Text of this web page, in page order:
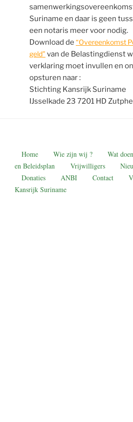
Suriname en daar is geen
een notaris meer voor nodig.
Download de “Overeenkomst
geld” van de Belastingdienst
verklaring moet invullen en
opsturen naar :
Stichting Kansrijk Suriname
IJsselkade 23 7201 HD
Home Wie zijn wij ? Wat
en Beleidsplan
Vrijwilligers
Donaties
ANBI Contact
Kansrijk Suriname